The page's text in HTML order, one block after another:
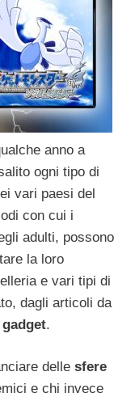
anno a
ogni tipo di
vari paesi del
con cui i
adulti, possono
la loro
e vari tipi di
dagli articoli da
gadget.
delle sfere
e chi invece